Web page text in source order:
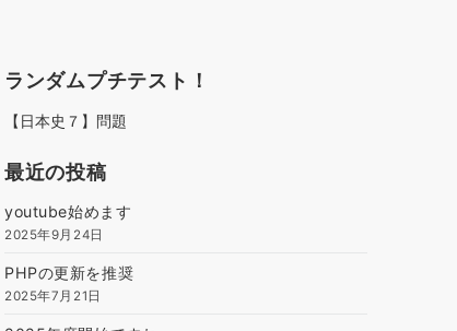
ランダムプチテスト！
【日本史７】問題
最近の投稿
youtube始めます
2025年9月24日
PHPの更新を推奨
2025年7月21日